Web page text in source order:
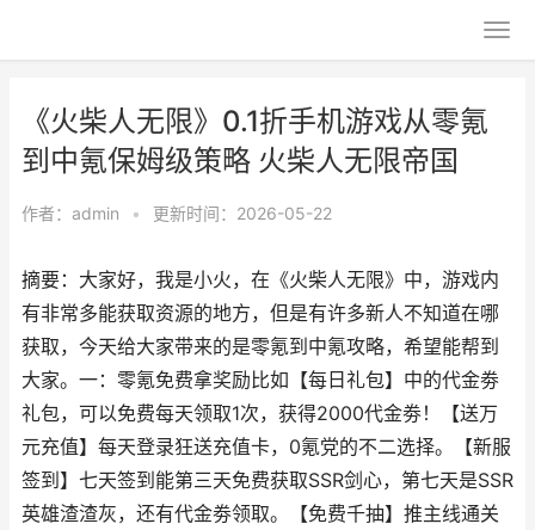
《火柴人无限》0.1折手机游戏从零氪
到中氪保姆级策略 火柴人无限帝国
作者： admin • 更新时间：2026-05-22
摘要：大家好，我是小火，在《火柴人无限》中，游戏内
有非常多能获取资源的地方，但是有许多新人不知道在哪
获取，今天给大家带来的是零氪到中氪攻略，希望能帮到
大家。一：零氪免费拿奖励比如【每日礼包】中的代金劵
礼包，可以免费每天领取1次，获得2000代金劵！【送万
元充值】每天登录狂送充值卡，0氪党的不二选择。【新服
签到】七天签到能第三天免费获取SSR剑心，第七天是SSR
英雄渣渣灰，还有代金劵领取。【免费千抽】推主线通关